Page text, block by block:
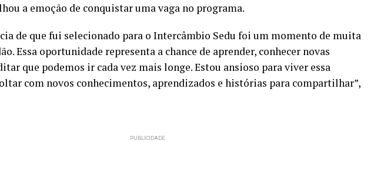
a emoção de conquistar uma vaga no programa.
de que fui selecionado para o Intercâmbio Sedu foi um momento de muita
Essa oportunidade representa a chance de aprender, conhecer novas
que podemos ir cada vez mais longe. Estou ansioso para viver essa
com novos conhecimentos, aprendizados e histórias para compartilhar”,